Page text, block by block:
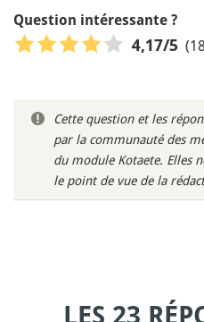
Question intéressante ?
4,17/5
Cette question et les
par la communauté des
du module Kotaete. Elles
le point de vue de la
LES 23